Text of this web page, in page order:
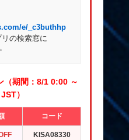
e/_c3buthhp
の検索窓に
期間：8/1 0:00 ～
）
コード
KISA08330